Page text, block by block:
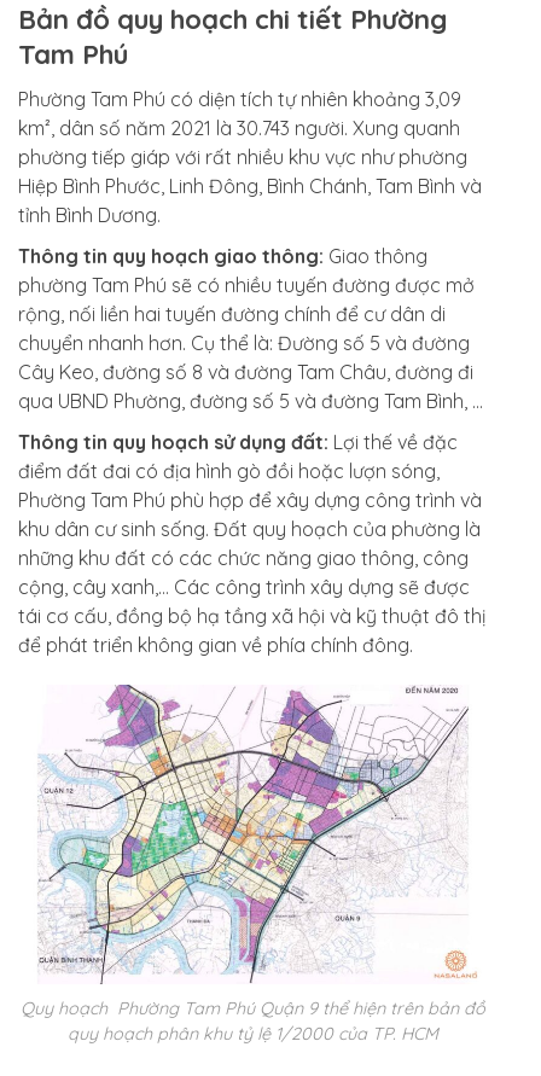
Bản đồ quy hoạch chi tiết Phường
Tam Phú
Phường Tam Phú có diện tích tự nhiên khoảng 3,09
km², dân số năm 2021 là 30.743 người. Xung quanh
phường tiếp giáp với rất nhiều khu vực như phường
Hiệp Bình Phước, Linh Đông, Bình Chánh, Tam Bình và
tỉnh Bình Dương.
Thông tin quy hoạch giao thông: Giao thông
phường Tam Phú sẽ có nhiều tuyến đường được mở
rộng, nối liền hai tuyến đường chính để cư dân di
chuyển nhanh hơn. Cụ thể là: Đường số 5 và đường
Cây Keo, đường số 8 và đường Tam Châu, đường đi
qua UBND Phường, đường số 5 và đường Tam Bình, …
Thông tin quy hoạch sử dụng đất: Lợi thế về đặc
điểm đất đai có địa hình gò đồi hoặc lượn sóng,
Phường Tam Phú phù hợp để xây dựng công trình và
khu dân cư sinh sống. Đất quy hoạch của phường là
những khu đất có các chức năng giao thông, công
cộng, cây xanh,… Các công trình xây dựng sẽ được
tái cơ cấu, đồng bộ hạ tầng xã hội và kỹ thuật đô thị
để phát triển không gian về phía chính đông.
Quy hoạch Phường Tam Phú Quận 9 thể hiện trên bản đồ
quy hoạch phân khu tỷ lệ 1/2000 của TP. HCM